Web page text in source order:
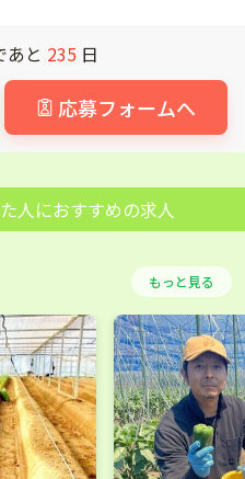
あと 235 日
応募フォームへ
人におすすめの求人
もっと見る